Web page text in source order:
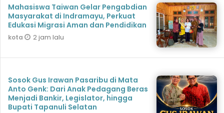
Mahasiswa Taiwan Gelar Pengabdian
Masyarakat di Indramayu, Perkuat
Edukasi Migrasi Aman dan Pendidikan
kota 2 jam lalu
Sosok Gus Irawan Pasaribu di Mata
Anto Genk: Dari Anak Pedagang Beras
Menjadi Bankir, Legislator, hingga
Bupati Tapanuli Selatan